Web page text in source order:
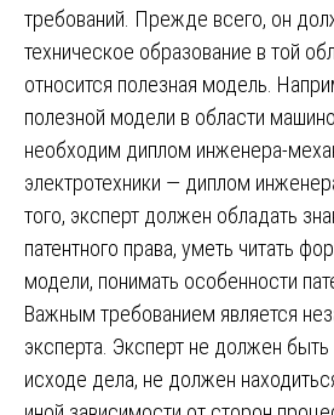
требований. Прежде всего, он
техническое образование в той
относится полезная модель.
полезной модели в области
необходим диплом инженера-
электротехники — диплом
того, эксперт должен обладать
патентного права, уметь читать
модели, понимать особенности
Важным требованием является
эксперта. Эксперт не должен быть
исходе дела, не должен